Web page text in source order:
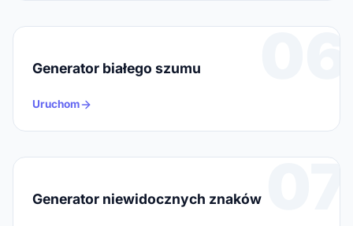
06
Generator białego szumu
Uruchom
07
Generator niewidocznych znaków